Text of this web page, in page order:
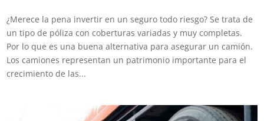
¿Merece la pena invertir en un seguro todo riesgo? Se trata de
un tipo de póliza con coberturas variadas y muy completas.
Por lo que es una buena alternativa para asegurar un camión.
Los camiones representan un patrimonio importante para el
crecimiento de las...